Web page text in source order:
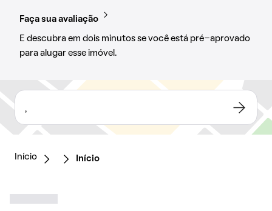
Faça sua avaliação
E descubra em dois minutos se você está pré-aprovado
para alugar esse imóvel.
,
Início Início